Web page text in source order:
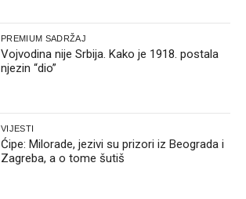
PREMIUM SADRŽAJ
Vojvodina nije Srbija. Kako je 1918. postala
njezin “dio”
VIJESTI
Ćipe: Milorade, jezivi su prizori iz Beograda i
Zagreba, a o tome šutiš